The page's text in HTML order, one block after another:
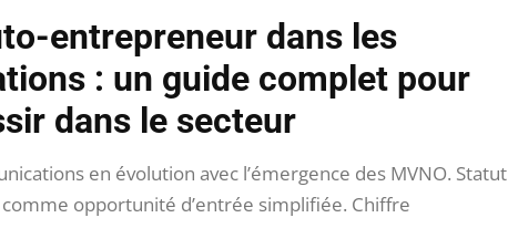
entrepreneur dans les
: un guide complet pour
dans le secteur
en évolution avec l’émergence des MVNO. Statut
opportunité d’entrée simplifiée. Chiffre